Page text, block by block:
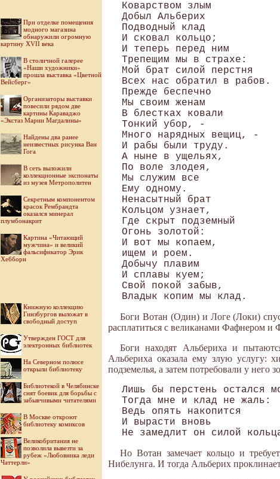
При отделке помещения
модного магазина
обнаружили огромную
картину XVII века
В столичной галерее
«Наши художники»
прошла выставка «Цветной
Вейсберг»
Организаторы выставки
повесили рядом две
картины Караваджо
«Экстаз Марии Магдалины»
Найдены два ранее
неизвестных рисунка Ван
Гога
В сеть выложили
коллекционные экспонаты
из музея Метрополитен
Секретным компонентом
красок Рембрандта
оказался минерал
плумбонакрит
Картина «Читающий
мужчина» и великий
фальсификатор Эрик
Хебборн
Книжную коллекцию
Гинзбургов выложат в
свободный доступ
Утвержден ГОСТ для
электронных библиотек
На Северном полюсе
открыли библиотеку
Библиотекой в Челябинске
снят боевик для борьбы с
забывчивыми читателями
В Москве откроют
библиотеку комиксов
Великобритания не
позволила вывезти за
рубеж «Любовника леди
Чаттерли»
Коварством злым
Добыл Альберих
Подводный клад
И сковал кольцо;
И теперь перед ним
Трепещим мы в страхе:
Мой брат силой перстня
Всех нас обратил в рабов.
Прежде беспечно
Мы своим женам
В блестках ковали
Тонкий убор, -
Много нарядных вещиц, -
И рабы были труду.
А ныне в ущельях,
По воле злодея,
Мы служим все
Ему одному.
Ненасытный брат
Кольцом узнает,
Где скрыт подземный
Огонь золотой:
И вот мы копаем,
ищем и роем.
Добычу плавим
И сплавы куем;
Свой покой забыв,
Боги Вотан (Один) и Логе (Локи)
расплатиться с великанами Фафнером и
Боги находят Альбериха и
Альбериха оказала ему злую услугу:
подземелья, а затем потребовали у него
Лишь бы перстень остался
Тогда мне и клад не жаль:
Ведь опять накопится
И вырасти вновь
Но Вотан замечает кольцо и
Нибелунга. И тогда Альберих